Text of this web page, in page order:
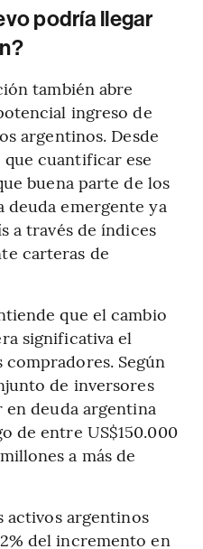
podría llegar
también abre
ingreso de
argentinos. Desde
cuantificar ese
buena parte de los
deuda emergente ya
a través de índices
carteras de
que el cambio
significativa el
Según
de inversores
deuda argentina
de entre US$150.000
a más de
activos argentinos
del incremento en